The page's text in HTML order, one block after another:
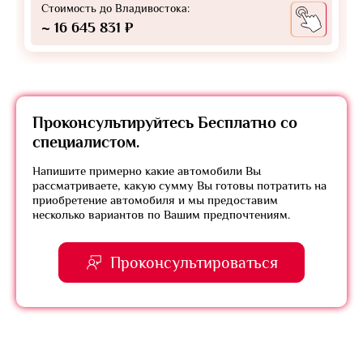
Стоимость до Владивостока:
~ 16 645 831 ₽
Проконсультируйтесь Бесплатно со
специалистом.
Напишите примерно какие автомобили Вы
рассматриваете, какую сумму Вы готовы потратить на
приобретение автомобиля и мы предоставим
несколько вариантов по Вашим предпочтениям.
Проконсультироваться